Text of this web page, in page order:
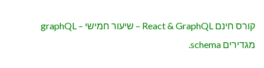
קורס חינם React & GraphQL – שיעור חמישי – graphQL
מגדירים schema.